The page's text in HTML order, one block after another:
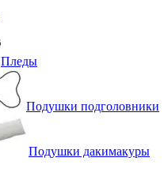
Пледы
Подушки подголовники
Подушки дакимакуры